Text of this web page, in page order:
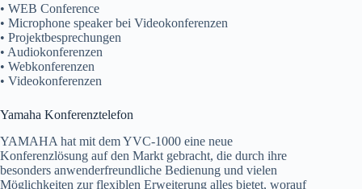
• WEB Conference
• Microphone speaker bei Videokonferenzen
• Projektbesprechungen
• Audiokonferenzen
• Webkonferenzen
• Videokonferenzen
Yamaha Konferenztelefon
YAMAHA hat mit dem YVC-1000 eine neue
Konferenzlösung auf den Markt gebracht, die durch ihre
besonders anwenderfreundliche Bedienung und vielen
Möglichkeiten zur flexiblen Erweiterung alles bietet, worauf